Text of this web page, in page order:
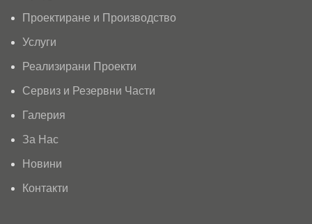
Проектиране и Производство
Услуги
Реализирани Проекти
Сервиз и Резервни Части
Галерия
За Нас
Новини
Контакти